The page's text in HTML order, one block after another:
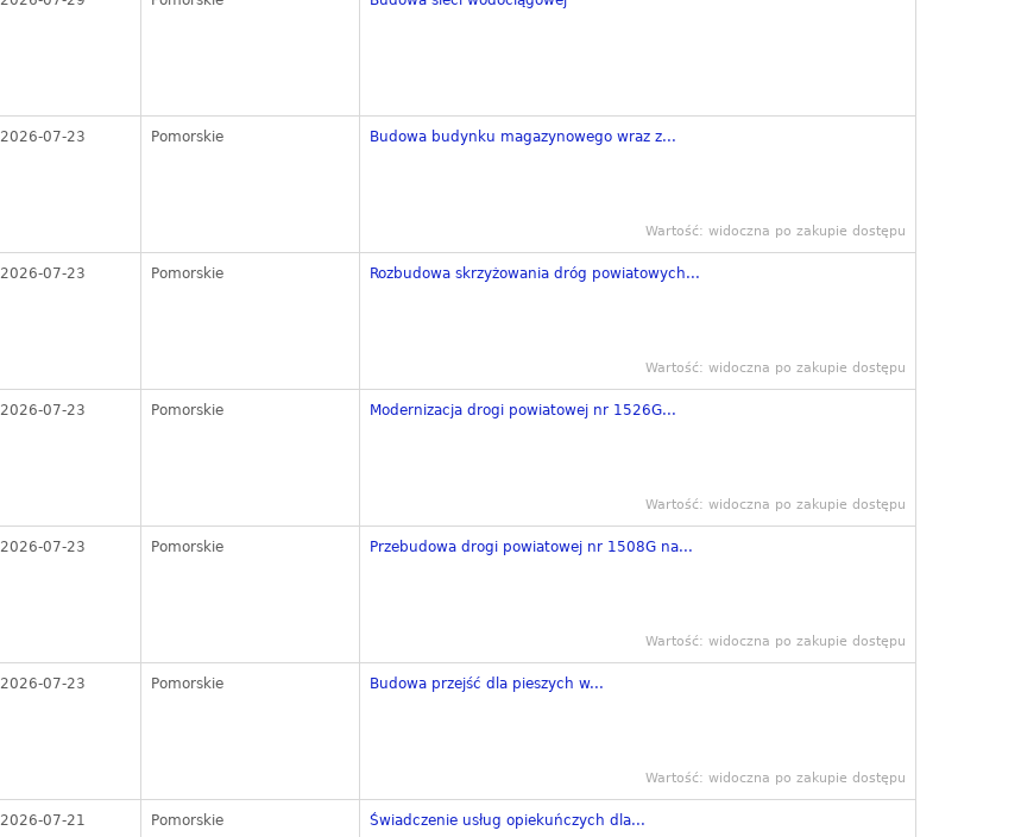
2026-07-23 Pomorskie Budowa budynku magazynowego wraz z...
Wartość: widoczna po zakupie dostępu
2026-07-23 Pomorskie Rozbudowa skrzyżowania dróg powiatowych...
Wartość: widoczna po zakupie dostępu
2026-07-23 Pomorskie Modernizacja drogi powiatowej nr 1526G...
Wartość: widoczna po zakupie dostępu
2026-07-23 Pomorskie Przebudowa drogi powiatowej nr 1508G na...
Wartość: widoczna po zakupie dostępu
2026-07-23 Pomorskie Budowa przejść dla pieszych w...
Wartość: widoczna po zakupie dostępu
2026-07-21 Pomorskie Świadczenie usług opiekuńczych dla...